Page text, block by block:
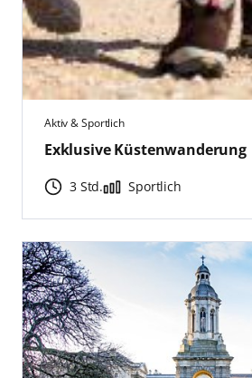
Aktiv & Sportlich
Exklusive Küstenwanderung
3 Std. Sportlich